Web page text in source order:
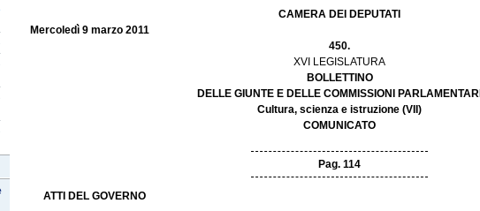
CAMERA DEI DEPUTATI
Mercoledì 9 marzo 2011
450.
XVI LEGISLATURA
BOLLETTINO
DELLE GIUNTE E DELLE COMMISSIONI PARLAMENTARI
Cultura, scienza e istruzione (VII)
COMUNICATO
Pag. 114
ATTI DEL GOVERNO